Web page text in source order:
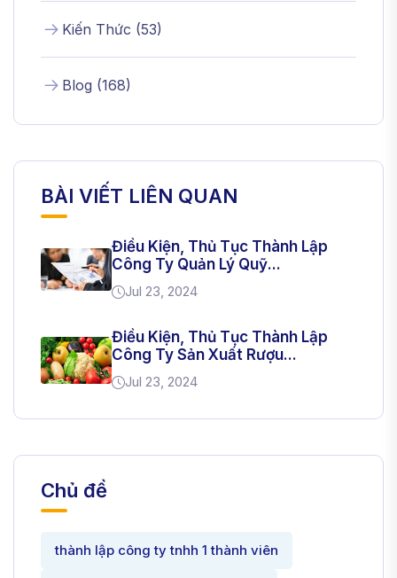
Kiến Thức (53)
Blog (168)
BÀI VIẾT LIÊN QUAN
Điều Kiện, Thủ Tục Thành Lập
Công Ty Quản Lý Quỹ...
Jul 23, 2024
Điều Kiện, Thủ Tục Thành Lập
Công Ty Sản Xuất Rượu...
Jul 23, 2024
Chủ đề
thành lập công ty tnhh 1 thành viên